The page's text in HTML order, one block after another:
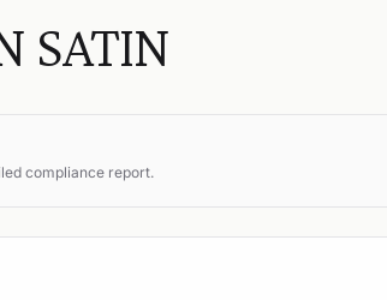
SATIN
compliance report.